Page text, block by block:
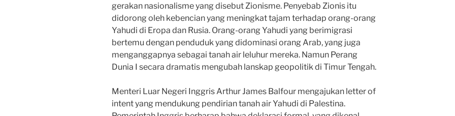
gerakan nasionalisme yang disebut Zionisme. Penyebab Zionis itu
didorong oleh kebencian yang meningkat tajam terhadap orang-orang
Yahudi di Eropa dan Rusia. Orang-orang Yahudi yang berimigrasi
bertemu dengan penduduk yang didominasi orang Arab, yang juga
menganggapnya sebagai tanah air leluhur mereka. Namun Perang
Dunia I secara dramatis mengubah lanskap geopolitik di Timur Tengah.
Menteri Luar Negeri Inggris Arthur James Balfour mengajukan letter of
intent yang mendukung pendirian tanah air Yahudi di Palestina.